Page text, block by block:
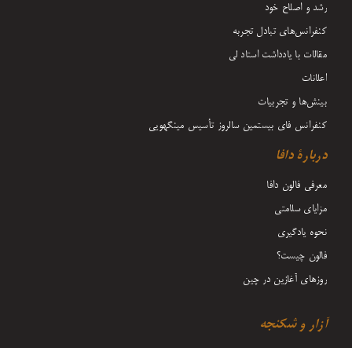
رشد و اصلاح خود
کنفرانس‌های تبادل تجربه
مقالات با یادداشت‌ استاد لی
اعلانات
بینش‌ها و تجربیات
کنفرانس فای بیستمین سالروز تأسیس مینگهویی
دربارۀ دافا
معرفی فالون دافا
مزایای سلامتی
نحوه یادگیری
فالون چیست؟
روزهای آغازین در چین
آزار و شکنجه